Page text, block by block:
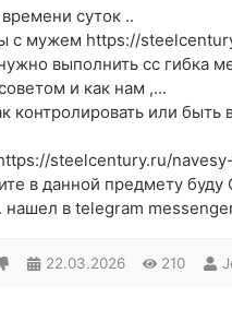
суток ..
с мужем https://
выполнить cc гибка
и как нам ,...
контролировать или быть
steelcentury.ru/
в данной предмету буду
нашел в telegram
22.03.2026 210